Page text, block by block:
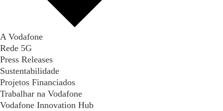
A Vodafone
Rede 5G
Press Releases
Sustentabilidade
Projetos Financiados
Trabalhar na Vodafone
Vodafone Innovation Hub